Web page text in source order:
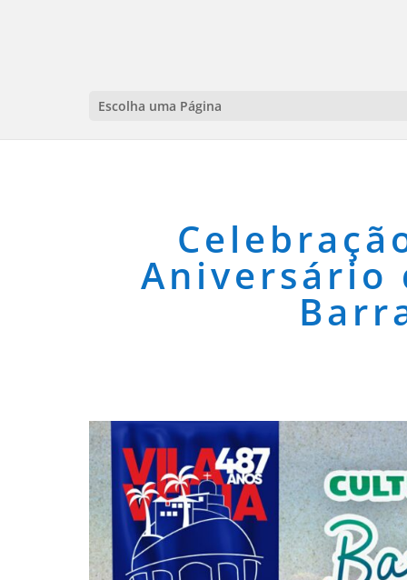
Escolha uma Página
Aniversário